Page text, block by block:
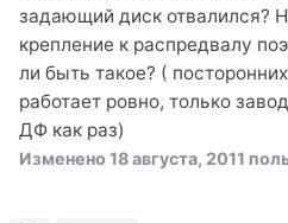
задающий диск отвалился?
крепление к распредвалу
ли быть такое? (
работает ровно, только
ДФ как раз)
Изменено 18 августа, 2011